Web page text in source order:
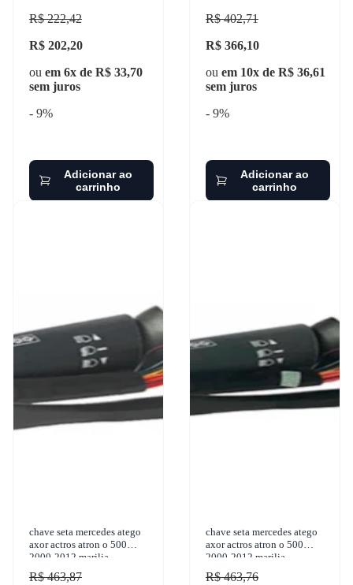
bluetec axor 2540 2006-
2011 granero - 800
R$ 222,42
R$ 202,20
ou em 6x de R$ 33,70
sem juros
- 9%
Adicionar ao
carrinho
R$ 402,71
R$ 366,10
ou em 10x de R$ 36,61
sem juros
- 9%
Adicionar ao
carrinho
chave seta mercedes atego
axor actros atron o 500
2000-2012 marilia -
im12079
R$ 463,87
chave seta mercedes atego
axor actros atron o 500
2000-2012 marilia -
im12080
R$ 463,76